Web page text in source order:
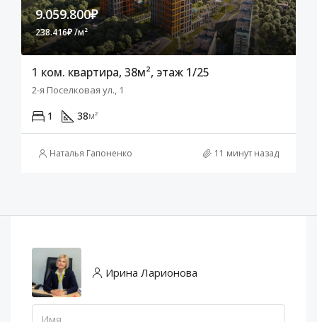
9.059.800₽
238.416₽ /м²
1 ком. квартира, 38м², этаж 1/25
2-я Поселковая ул., 1
1 38м²
Наталья Гапоненко 11 минут назад
Ирина Ларионова